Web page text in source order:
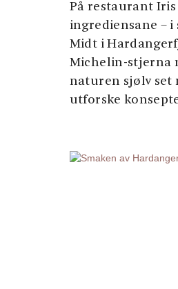
På restaurant
ingrediensane –
Midt i
Michelin-stjerna
naturen sjølv set
utforske